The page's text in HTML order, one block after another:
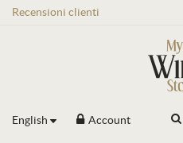
Recensioni clienti
English Account